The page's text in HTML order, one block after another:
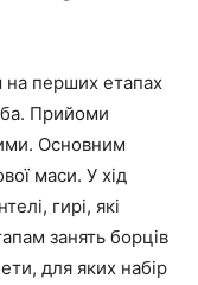
перших етапах
Прийоми
Основним
маси. У хід
гирі, які
занять борців
для яких набір